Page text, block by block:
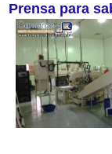
Prensa para